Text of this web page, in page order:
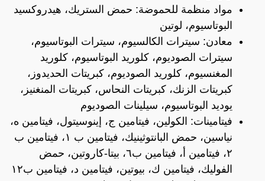
مواد منظمة للحموضة: حمض الستريك، هيدروكسيد
البوتاسيوم، لوتين
معادن: سيترات الكالسيوم، سيترات البوتاسيوم،
سيترات الصوديوم، كلوريد البوتاسيوم، كلوريد
المغنسيوم، كلوريد الصوديوم، كبريتات الحديدوز،
كبريتات الزنك، كبريتات النحاس، كبريتات المنغنيز،
يوديد البوتاسيوم، سيلينات الصوديوم
فيتامينات: الكولين، فيتامين ج، إينوسيتول، فيتامين ه،
نياسين، حمض البانتوثينيك، فيتامين ب ١، فيتامين ب
٢، فيتامين أ، فيتامين ب٦، بيتا-كاروتين، حمض
الفوليك، فيتامين ك، بيوتين، فيتامين د، فيتامين ب١٢